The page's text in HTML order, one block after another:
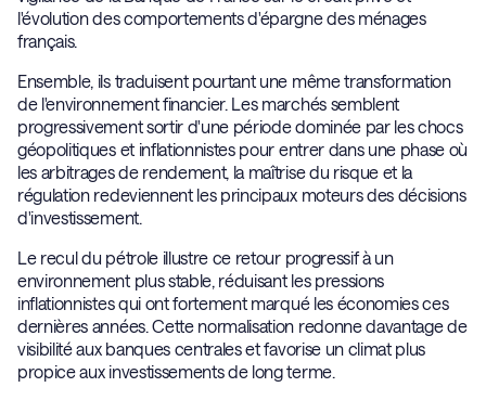
l'évolution des comportements d'épargne des ménages
français.
Ensemble, ils traduisent pourtant une même transformation
de l'environnement financier. Les marchés semblent
progressivement sortir d'une période dominée par les chocs
géopolitiques et inflationnistes pour entrer dans une phase où
les arbitrages de rendement, la maîtrise du risque et la
régulation redeviennent les principaux moteurs des décisions
d'investissement.
Le recul du pétrole illustre ce retour progressif à un
environnement plus stable, réduisant les pressions
inflationnistes qui ont fortement marqué les économies ces
dernières années. Cette normalisation redonne davantage de
visibilité aux banques centrales et favorise un climat plus
propice aux investissements de long terme.